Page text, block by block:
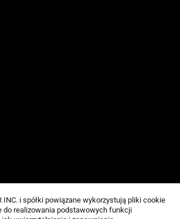
INC. i spółki powiązane wykorzystują pliki cookie
do realizowania podstawowych funkcji